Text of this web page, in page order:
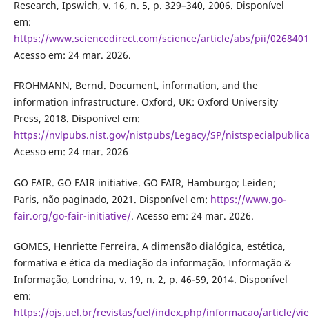
Research, Ipswich, v. 16, n. 5, p. 329–340, 2006. Disponível
em:
https://www.sciencedirect.com/science/article/abs/pii/
Acesso em: 24 mar. 2026.
FROHMANN, Bernd. Document, information, and the
information infrastructure. Oxford, UK: Oxford University
Press, 2018. Disponível em:
https://nvlpubs.nist.gov/nistpubs/Legacy/SP/
Acesso em: 24 mar. 2026
GO FAIR. GO FAIR initiative. GO FAIR, Hamburgo; Leiden;
Paris, não paginado, 2021. Disponível em: https://www.go-
fair.org/go-fair-initiative/. Acesso em: 24 mar. 2026.
GOMES, Henriette Ferreira. A dimensão dialógica, estética,
formativa e ética da mediação da informação. Informação &
Informação, Londrina, v. 19, n. 2, p. 46-59, 2014. Disponível
em:
https://ojs.uel.br/revistas/uel/index.php/informacao/article/